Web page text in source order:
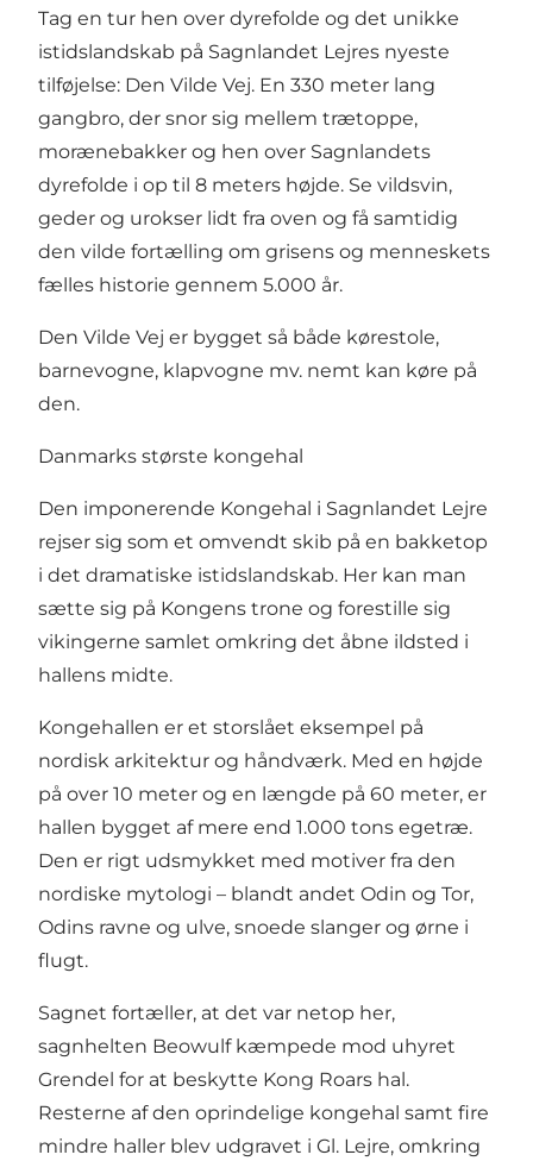
Tag en tur hen over dyrefolde og det unikke
istidslandskab på Sagnlandet Lejres nyeste
tilføjelse: Den Vilde Vej. En 330 meter lang
gangbro, der snor sig mellem trætoppe,
morænebakker og hen over Sagnlandets
dyrefolde i op til 8 meters højde. Se vildsvin,
geder og urokser lidt fra oven og få samtidig
den vilde fortælling om grisens og menneskets
fælles historie gennem 5.000 år.
Den Vilde Vej er bygget så både kørestole,
barnevogne, klapvogne mv. nemt kan køre på
den.
Danmarks største kongehal
Den imponerende Kongehal i Sagnlandet Lejre
rejser sig som et omvendt skib på en bakketop
i det dramatiske istidslandskab. Her kan man
sætte sig på Kongens trone og forestille sig
vikingerne samlet omkring det åbne ildsted i
hallens midte.
Kongehallen er et storslået eksempel på
nordisk arkitektur og håndværk. Med en højde
på over 10 meter og en længde på 60 meter, er
hallen bygget af mere end 1.000 tons egetræ.
Den er rigt udsmykket med motiver fra den
nordiske mytologi – blandt andet Odin og Tor,
Odins ravne og ulve, snoede slanger og ørne i
flugt.
Sagnet fortæller, at det var netop her,
sagnhelten Beowulf kæmpede mod uhyret
Grendel for at beskytte Kong Roars hal.
Resterne af den oprindelige kongehal samt fire
mindre haller blev udgravet i Gl. Lejre, omkring